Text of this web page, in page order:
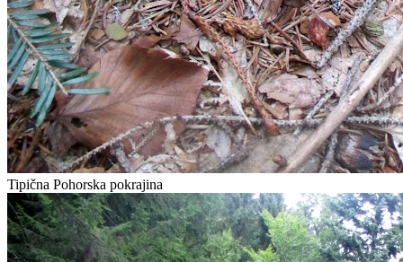
Tipična Pohorska pokrajina